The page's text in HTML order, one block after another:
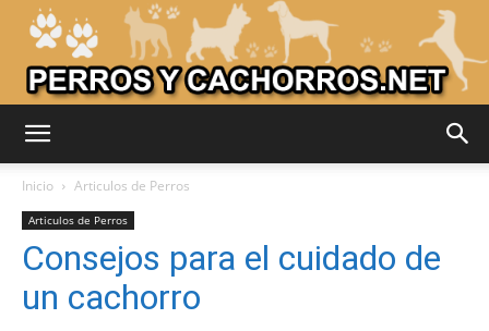
Perros
Inicio Articulos de Perros
Articulos de Perros
Consejos para el cuidado de
un cachorro